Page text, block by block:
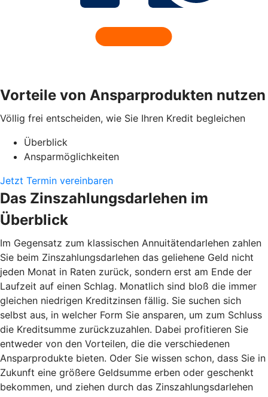
Vorteile von Ansparprodukten nutzen
Völlig frei entscheiden, wie Sie Ihren Kredit begleichen
Überblick
Ansparmöglichkeiten
Jetzt Termin vereinbaren
Das Zinszahlungsdarlehen im
Überblick
Im Gegensatz zum klassischen Annuitätendarlehen zahlen
Sie beim Zinszahlungsdarlehen das geliehene Geld nicht
jeden Monat in Raten zurück, sondern erst am Ende der
Laufzeit auf einen Schlag. Monatlich sind bloß die immer
gleichen niedrigen Kreditzinsen fällig. Sie suchen sich
selbst aus, in welcher Form Sie ansparen, um zum Schluss
die Kreditsumme zurückzuzahlen. Dabei profitieren Sie
entweder von den Vorteilen, die die verschiedenen
Ansparprodukte bieten. Oder Sie wissen schon, dass Sie in
Zukunft eine größere Geldsumme erben oder geschenkt
bekommen, und ziehen durch das Zinszahlungsdarlehen